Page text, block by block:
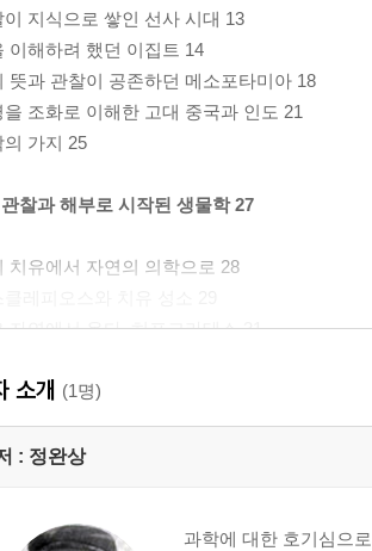
이 지식으로 쌓인 선사 시대 13
이해하려 했던 이집트 14
뜻과 관찰이 공존하던 메소포타미아 18
을 조화로 이해한 고대 중국과 인도 21
의 가지 25
찰과 해부로 시작된 생물학 27
치유에서 자연의 의학으로 28
자연에서 온다, 히포크라테스 31
있는 세계를 기록한 아리스토텔레스 36
와 생리로 의학을 바꾼 헤로필로스와 에라시
지식을 정리해 남긴 켈수스 48
소개 (1명)
: 정완상
과학에 대한 호기심으